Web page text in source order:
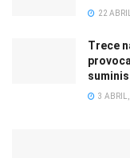
22
Trece
3